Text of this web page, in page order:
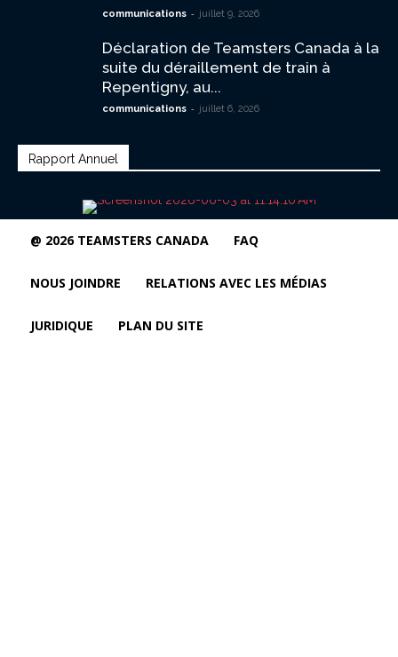
communications - juillet 9, 2026
Déclaration de Teamsters Canada à la
suite du déraillement de train à
Repentigny, au...
communications - juillet 6, 2026
Rapport Annuel
@ 2026 TEAMSTERS CANADA FAQ
NOUS JOINDRE RELATIONS AVEC LES MÉDIAS
JURIDIQUE PLAN DU SITE